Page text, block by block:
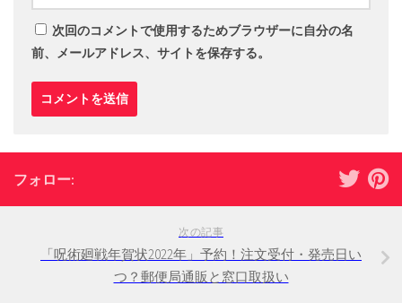
次回のコメントで使用するためブラウザーに自分の名
前、メールアドレス、サイトを保存する。
フォロー:
次の記事
「呪術廻戦年賀状2022年」予約！注文受付・発売日い
つ？郵便局通販と窓口取扱い